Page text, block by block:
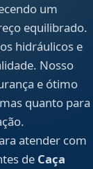
um
equilibrado.
hidráulicos e
Nosso
e ótimo
quanto para
atender com
de Caça